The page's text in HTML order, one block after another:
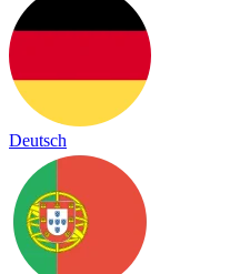
Deutsch